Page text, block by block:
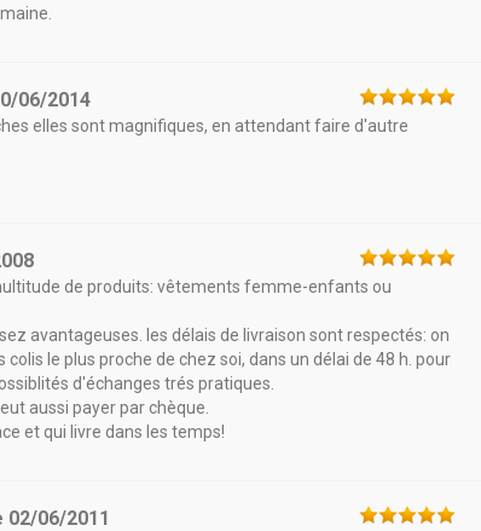
06/2014
elles sont magnifiques, en attendant faire d'autre
de produits: vêtements femme-enfants ou
avantageuses. les délais de livraison sont respectés: on
le plus proche de chez soi, dans un délai de 48 h. pour
d'échanges trés pratiques.
aussi payer par chèque.
et qui livre dans les temps!
02/06/2011